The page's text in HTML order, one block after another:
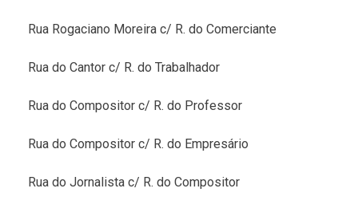
Rua Rogaciano Moreira c/ R. do Comerciante
Rua do Cantor c/ R. do Trabalhador
Rua do Compositor c/ R. do Professor
Rua do Compositor c/ R. do Empresário
Rua do Jornalista c/ R. do Compositor